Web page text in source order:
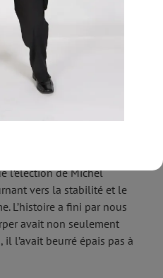
malhonnête et
a alimenté et affermi
Haïtiens ne s’étaient pas
jour de l’investiture de
Harper avait déclaré «le
l’élection de Michel
vers la stabilité et le
L’histoire a fini par nous
avait non seulement
l’avait beurré épais pas à